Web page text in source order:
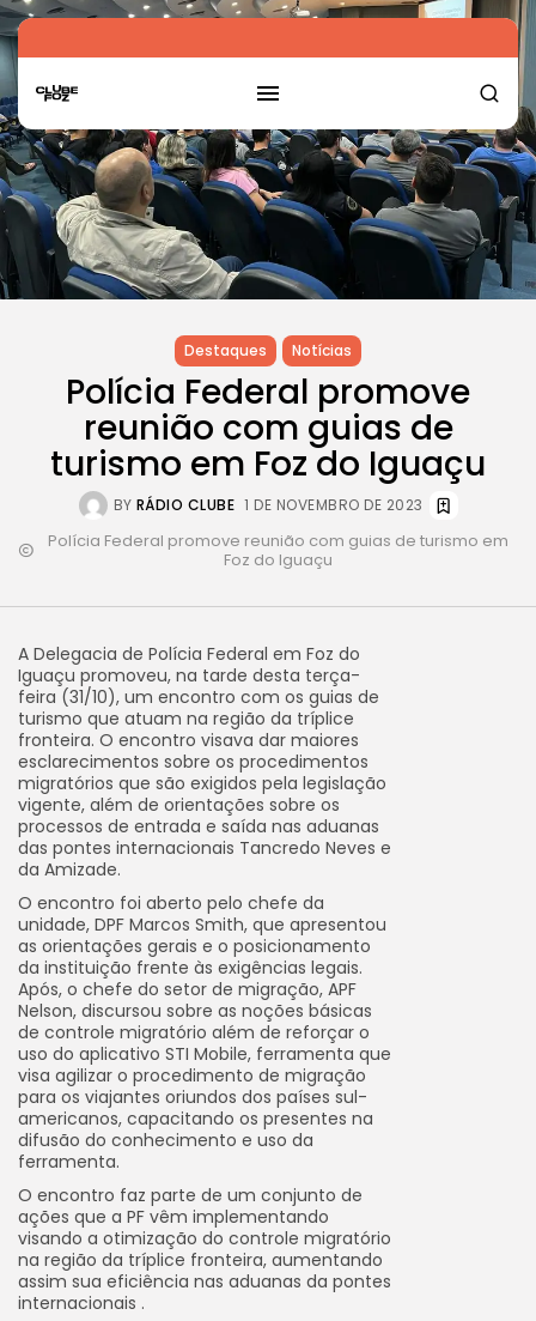
Destaques Notícias
Polícia Federal promove
reunião com guias de
turismo em Foz do Iguaçu
BY RÁDIO CLUBE 1 DE NOVEMBRO DE 2023
Polícia Federal promove reunião com guias de turismo em
Foz do Iguaçu
A Delegacia de Polícia Federal em Foz do
Iguaçu promoveu, na tarde desta terça-
feira (31/10), um encontro com os guias de
turismo que atuam na região da tríplice
fronteira. O encontro visava dar maiores
esclarecimentos sobre os procedimentos
migratórios que são exigidos pela legislação
vigente, além de orientações sobre os
processos de entrada e saída nas aduanas
das pontes internacionais Tancredo Neves e
da Amizade.
O encontro foi aberto pelo chefe da
unidade, DPF Marcos Smith, que apresentou
as orientações gerais e o posicionamento
da instituição frente às exigências legais.
Após, o chefe do setor de migração, APF
Nelson, discursou sobre as noções básicas
de controle migratório além de reforçar o
uso do aplicativo STI Mobile, ferramenta que
visa agilizar o procedimento de migração
para os viajantes oriundos dos países sul-
americanos, capacitando os presentes na
difusão do conhecimento e uso da
ferramenta.
O encontro faz parte de um conjunto de
ações que a PF vêm implementando
visando a otimização do controle migratório
na região da tríplice fronteira, aumentando
assim sua eficiência nas aduanas da pontes
internacionais .